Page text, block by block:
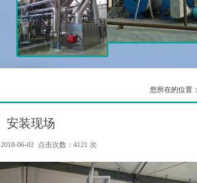
您所在的位置：
安装现场
06-02 点击次数：4121 次